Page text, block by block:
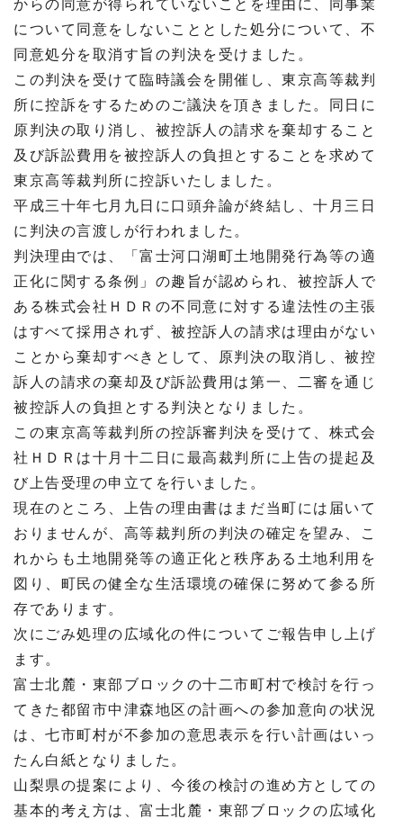
からの同意が得られていないことを理由に、同事業
について同意をしないこととした処分について、不
同意処分を取消す旨の判決を受けました。
この判決を受けて臨時議会を開催し、東京高等裁判
所に控訴をするためのご議決を頂きました。同日に
原判決の取り消し、被控訴人の請求を棄却すること
及び訴訟費用を被控訴人の負担とすることを求めて
東京高等裁判所に控訴いたしました。
平成三十年七月九日に口頭弁論が終結し、十月三日
に判決の言渡しが行われました。
判決理由では、「富士河口湖町土地開発行為等の適
正化に関する条例」の趣旨が認められ、被控訴人で
ある株式会社ＨＤＲの不同意に対する違法性の主張
はすべて採用されず、被控訴人の請求は理由がない
ことから棄却すべきとして、原判決の取消し、被控
訴人の請求の棄却及び訴訟費用は第一、二審を通じ
被控訴人の負担とする判決となりました。
この東京高等裁判所の控訴審判決を受けて、株式会
社ＨＤＲは十月十二日に最高裁判所に上告の提起及
び上告受理の申立てを行いました。
現在のところ、上告の理由書はまだ当町には届いて
おりませんが、高等裁判所の判決の確定を望み、こ
れからも土地開発等の適正化と秩序ある土地利用を
図り、町民の健全な生活環境の確保に努めて参る所
存であります。
次にごみ処理の広域化の件についてご報告申し上げ
ます。
富士北麓・東部ブロックの十二市町村で検討を行っ
てきた都留市中津森地区の計画への参加意向の状況
は、七市町村が不参加の意思表示を行い計画はいっ
たん白紙となりました。
山梨県の提案により、今後の検討の進め方としての
基本的考え方は、富士北麓・東部ブロックの広域化